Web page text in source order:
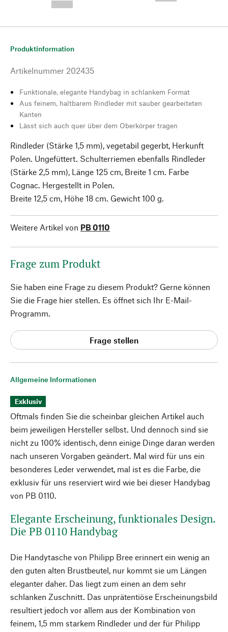
Allgemeine Informationen
Exklusiv
Oftmals finden Sie die scheinbar gleichen Artikel auch
beim jeweiligen Hersteller selbst. Und dennoch sind sie
nicht zu 100% identisch, denn einige Dinge daran werden
nach unseren Vorgaben geändert. Mal wird für uns ein
besonderes Leder verwendet, mal ist es die Farbe, die
exklusiv für uns reserviert wird wie bei dieser Handybag
von PB 0110.
Elegante Erscheinung, funktionales Design.
Die PB 0110 Handybag
Die Handytasche von Philipp Bree erinnert ein wenig an
den guten alten Brustbeutel, nur kommt sie um Längen
eleganter daher. Das liegt zum einen an dem sehr
schlanken Zuschnitt. Das unprätentiöse Erscheinungsbild
resultiert jedoch vor allem aus der Kombination von
feinem, 1,5 mm starkem Rindleder und der für Philipp
Produktinformation
Artikelnummer 202435
Funktionale, elegante Handybag in schlankem Format
Aus feinem, haltbarem Rindleder mit sauber gearbeiteten
Kanten
Lässt sich auch quer über dem Oberkörper tragen
Rindleder (Stärke 1,5 mm), vegetabil gegerbt, Herkunft
Polen. Ungefüttert. Schulterriemen ebenfalls Rindleder
(Stärke 2,5 mm), Länge 125 cm, Breite 1 cm. Farbe
Cognac. Hergestellt in Polen.
Breite 12,5 cm, Höhe 18 cm. Gewicht 100 g.
Weitere Artikel von PB 0110
Frage zum Produkt
Sie haben eine Frage zu diesem Produkt? Gerne können
Sie die Frage hier stellen. Es öffnet sich Ihr E-Mail-
Programm.
Frage stellen